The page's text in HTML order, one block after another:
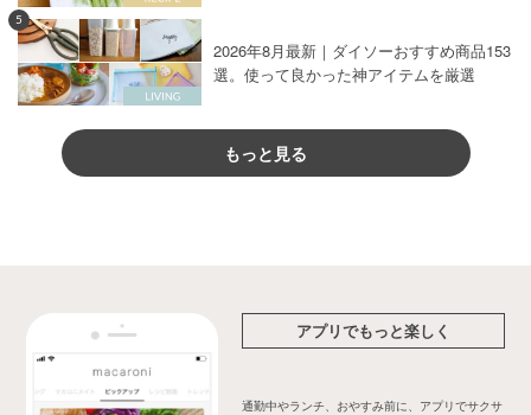
5
2026年8月最新｜ダイソーおすすめ商品153
選。使って良かった神アイテムを厳選
もっと見る
アプリでもっと楽しく
通勤中やランチ、おやすみ前に、アプリでサクサ